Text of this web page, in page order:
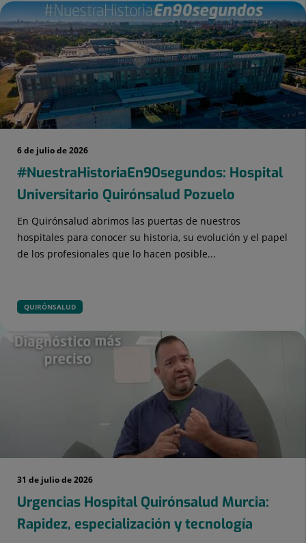
6 de julio de 2026
#NuestraHistoriaEn90segundos: Hospital
Universitario Quirónsalud Pozuelo
En Quirónsalud abrimos las puertas de nuestros
hospitales para conocer su historia, su evolución y el papel
de los profesionales que lo hacen posible...
QUIRÓNSALUD
31 de julio de 2026
Urgencias Hospital Quirónsalud Murcia:
Rapidez, especialización y tecnología